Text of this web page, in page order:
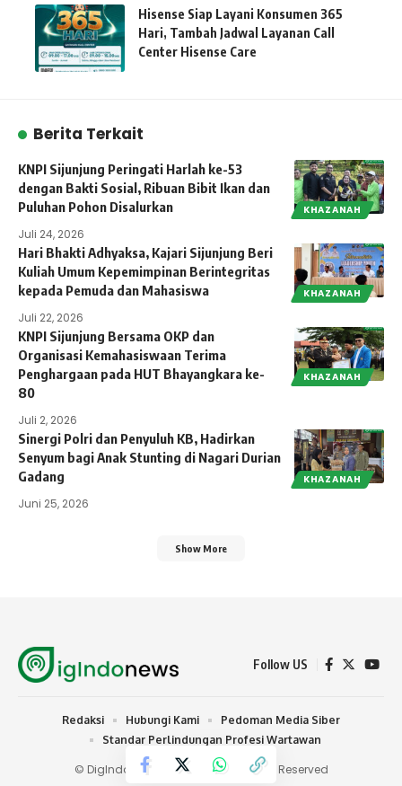
Hisense Siap Layani Konsumen 365
Hari, Tambah Jadwal Layanan Call
Center Hisense Care
Berita Terkait
KHAZANAH
KNPI Sijunjung Peringati Harlah ke-53
dengan Bakti Sosial, Ribuan Bibit Ikan dan
Puluhan Pohon Disalurkan
Juli 24, 2026
KHAZANAH
Hari Bhakti Adhyaksa, Kajari Sijunjung Beri
Kuliah Umum Kepemimpinan Berintegritas
kepada Pemuda dan Mahasiswa
Juli 22, 2026
KHAZANAH
KNPI Sijunjung Bersama OKP dan
Organisasi Kemahasiswaan Terima
Penghargaan pada HUT Bhayangkara ke-
80
Juli 2, 2026
KHAZANAH
Sinergi Polri dan Penyuluh KB, Hadirkan
Senyum bagi Anak Stunting di Nagari Durian
Gadang
Juni 25, 2026
Show More
Follow US
© DigIndonews.com 2024 | All Rights Reserved
Redaksi Hubungi Kami
Pedoman Media Siber
Standar Perlindungan Profesi Wartawan